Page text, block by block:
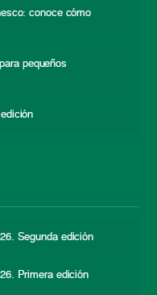
conoce cómo
pequeños
Segunda edición
Primera edición